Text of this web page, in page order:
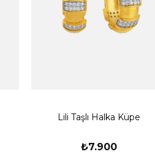
Lili Taşlı Halka Küpe
₺7.900